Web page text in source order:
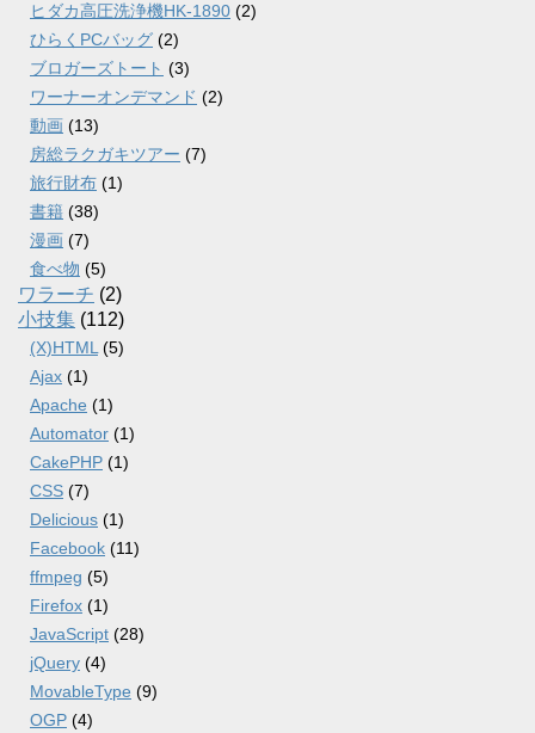
ヒダカ高圧洗浄機HK-1890 (2)
ひらくPCバッグ (2)
ブロガーズトート (3)
ワーナーオンデマンド (2)
動画 (13)
房総ラクガキツアー (7)
旅行財布 (1)
書籍 (38)
漫画 (7)
食べ物 (5)
ワラーチ (2)
小技集 (112)
(X)HTML (5)
Ajax (1)
Apache (1)
Automator (1)
CakePHP (1)
CSS (7)
Delicious (1)
Facebook (11)
ffmpeg (5)
Firefox (1)
JavaScript (28)
jQuery (4)
MovableType (9)
OGP (4)